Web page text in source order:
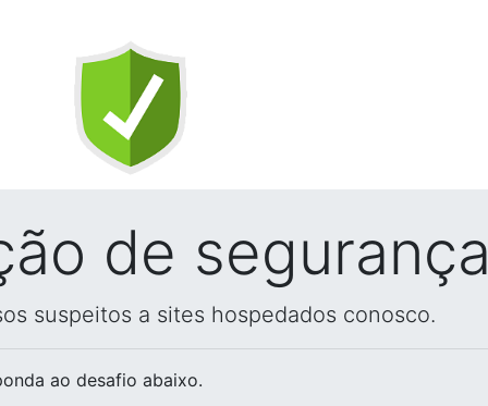
de segurança
suspeitos a sites hospedados conosco.
ao desafio abaixo.